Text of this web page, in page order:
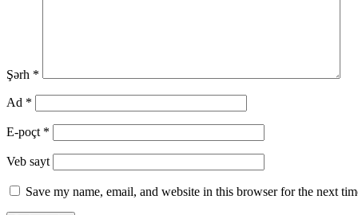
Şərh *
Ad *
E-poçt *
Veb sayt
Save my name, email, and website in this browser for the next